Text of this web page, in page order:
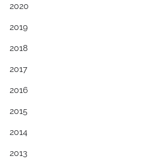
2020
2019
2018
2017
2016
2015
2014
2013